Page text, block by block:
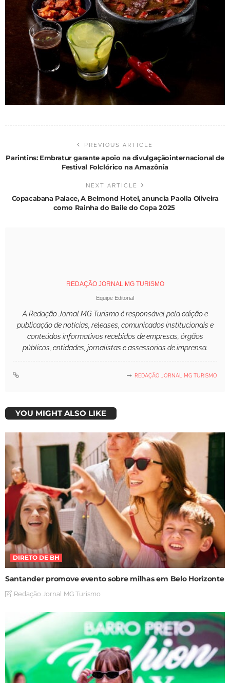
PREVIOUS ARTICLE
Parintins: Embratur garante apoio na divulgaçãointernacional de
Festival Folclórico na Amazônia
NEXT ARTICLE
Copacabana Palace, A Belmond Hotel, anuncia Paolla Oliveira
como Rainha do Baile do Copa 2025
REDAÇÃO JORNAL MG TURISMO
Equipe Editorial
A Redação Jornal MG Turismo é responsável pela edição e
publicação de notícias, releases, comunicados institucionais e
conteúdos informativos recebidos de empresas, órgãos
públicos, entidades, jornalistas e assessorias de imprensa.
REDAÇÃO JORNAL MG TURISMO
YOU MIGHT ALSO LIKE
DIRETO DE BH
Santander promove evento sobre milhas em Belo Horizonte
Redação Jornal MG Turismo